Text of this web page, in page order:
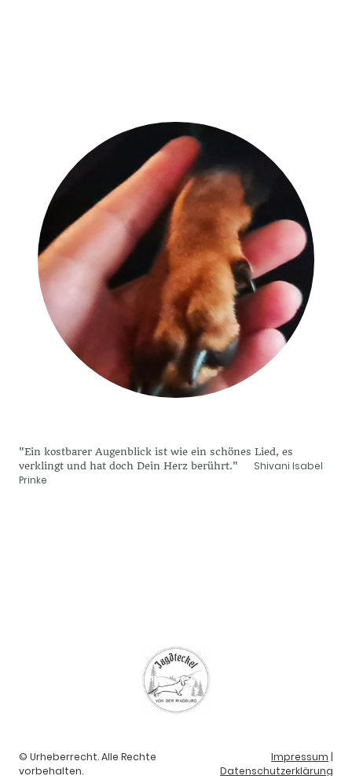
"Ein kostbarer Augenblick ist wie ein schönes Lied, es
verklingt und hat doch Dein Herz berührt." Shivani Isabel
Prinke
© Urheberrecht. Alle Rechte
vorbehalten.
Impressum |
Datenschutzerklärung